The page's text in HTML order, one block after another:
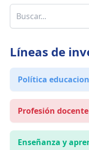
Líneas de
Política
Profesión docente
Enseñanza y